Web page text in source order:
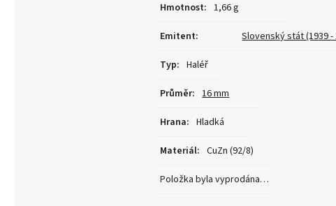
Hmotnost: 1,66 g
Emitent: Slovenský stát (1939 -
Typ: Haléř
Průměr: 16 mm
Hrana: Hladká
Materiál: CuZn (92/8)
Položka byla vyprodána…